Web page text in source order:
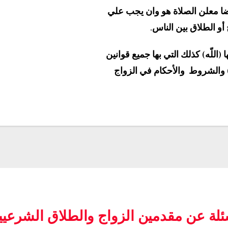
معلن الصلاة هو وان يجب علي
أو الطلاق بين الناس.
كذلك التي بها جميع قوانين
والشروط والأحكام في الزواج
عن مقدمين الزواج والطلاق